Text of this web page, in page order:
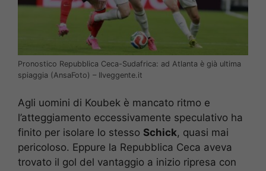
Pronostico Repubblica Ceca-Sudafrica: ad Atlanta è già ultima
spiaggia (AnsaFoto) – Ilveggente.it
Agli uomini di Koubek è mancato ritmo e
l’atteggiamento eccessivamente speculativo ha
finito per isolare lo stesso Schick, quasi mai
pericoloso. Eppure la Repubblica Ceca aveva
trovato il gol del vantaggio a inizio ripresa con